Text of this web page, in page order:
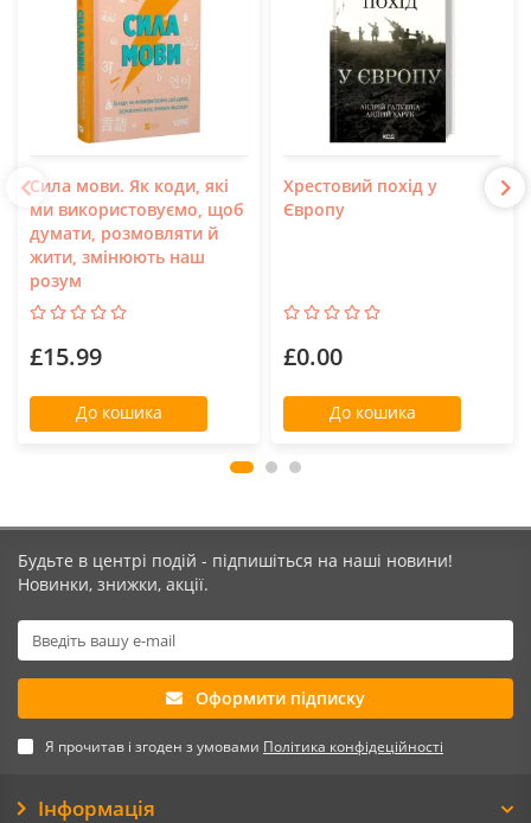
Сила мови. Як коди, які
ми використовуємо, щоб
думати, розмовляти й
жити, змінюють наш
розум
£15.99
До кошика
Хрестовий похід у
Європу
£0.00
До кошика
Будьте в центрі подій - підпишіться на наші новини!
Новинки, знижки, акції.
Оформити підписку
Я прочитав і згоден з умовами Політика конфідеційності
Інформація